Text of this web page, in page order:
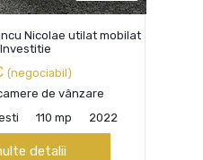
Nicolae utilat mobilat
(negociabil)
de vânzare
110 mp 2022
detalii